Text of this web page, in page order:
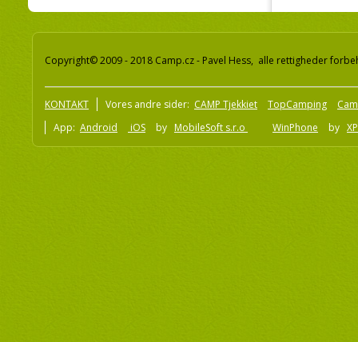
Copyright© 2009 - 2018 Camp.cz - Pavel Hess, alle rettigheder
KONTAKT Vores andre sider: CAMP Tjekkiet TopCamping
App: Android iOS by MobileSoft s.r.o WinPhone by